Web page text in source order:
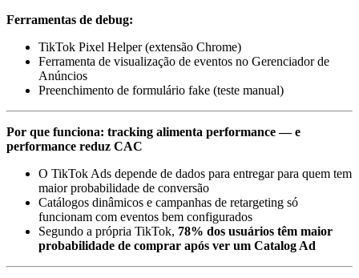
Ferramentas de debug:
TikTok Pixel Helper (extensão Chrome)
Ferramenta de visualização de eventos no Gerenciador de
Anúncios
Preenchimento de formulário fake (teste manual)
Por que funciona: tracking alimenta performance — e
performance reduz CAC
O TikTok Ads depende de dados para entregar para quem tem
maior probabilidade de conversão
Catálogos dinâmicos e campanhas de retargeting só
funcionam com eventos bem configurados
Segundo a própria TikTok, 78% dos usuários têm maior
probabilidade de comprar após ver um Catalog Ad